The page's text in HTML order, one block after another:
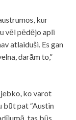
kur
vēl pēdējo apli
atlaiduši. Es gan
darām to,”
ko varot
būt pat ”Austin
tas būs